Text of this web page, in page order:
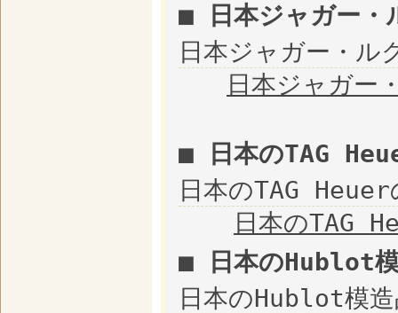
■ 日本ジャガー・
日本ジャガー・
日本ジャガー
■ 日本のTAG
日本のTAG Heuer
日本のTAG
■ 日本のHublot
日本のHublot模